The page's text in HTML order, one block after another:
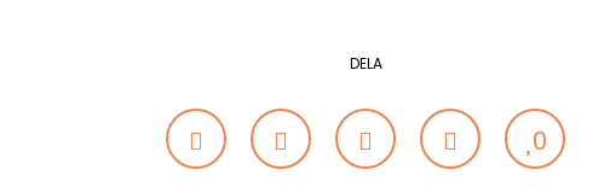
DELA
0